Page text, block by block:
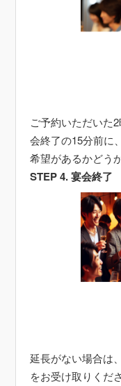
ご予約いただいた
会終了の15分前に
希望があるかどう
STEP 4. 宴会終了
延長がない場合は
をお受け取りくだ